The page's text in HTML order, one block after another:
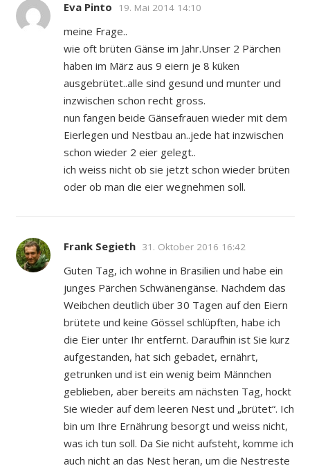
Eva Pinto 19. Mai 2014 14:10
meine Frage..
wie oft brüten Gänse im Jahr.Unser 2 Pärchen
haben im März aus 9 eiern je 8 küken
ausgebrütet..alle sind gesund und munter und
inzwischen schon recht gross.
nun fangen beide Gänsefrauen wieder mit dem
Eierlegen und Nestbau an..jede hat inzwischen
schon wieder 2 eier gelegt..
ich weiss nicht ob sie jetzt schon wieder brüten
oder ob man die eier wegnehmen soll.
Frank Segieth 31. Oktober 2016 16:42
Guten Tag, ich wohne in Brasilien und habe ein
junges Pärchen Schwänengänse. Nachdem das
Weibchen deutlich über 30 Tagen auf den Eiern
brütete und keine Gössel schlüpften, habe ich
die Eier unter Ihr entfernt. Daraufhin ist Sie kurz
aufgestanden, hat sich gebadet, ernährt,
getrunken und ist ein wenig beim Männchen
geblieben, aber bereits am nächsten Tag, hockt
Sie wieder auf dem leeren Nest und „brütet“. Ich
bin um Ihre Ernährung besorgt und weiss nicht,
was ich tun soll. Da Sie nicht aufsteht, komme ich
auch nicht an das Nest heran, um die Nestreste